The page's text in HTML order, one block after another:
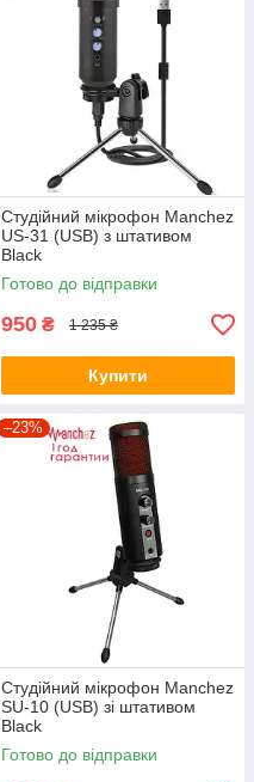
Студійний мікрофон Manchez
US-31 (USB) з штативом
Black
Готово до відправки
950 ₴ 1 235 ₴
Купити
–23%
Студійний мікрофон Manchez
SU-10 (USB) зі штативом
Black
Готово до відправки